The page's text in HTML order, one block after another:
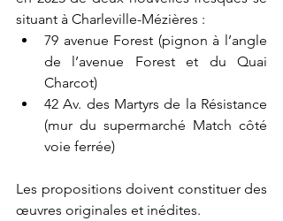
situant à Charleville-Mézières :
79 avenue Forest (pignon à l’angle
de l’avenue Forest et du Quai
Charcot)
42 Av. des Martyrs de la Résistance
(mur du supermarché Match côté
voie ferrée)
Les propositions doivent constituer des
œuvres originales et inédites.